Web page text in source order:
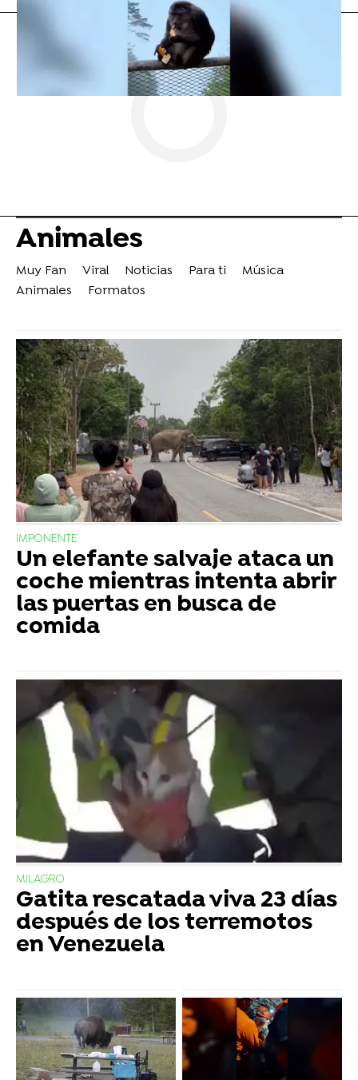
Animales
Muy Fan Viral Noticias Para ti
Música
Animales
Formatos
IMPONENTE
Un elefante salvaje ataca un
coche mientras intenta abrir
las puertas en busca de
comida
MILAGRO
Gatita rescatada viva 23 días
después de los terremotos
en Venezuela